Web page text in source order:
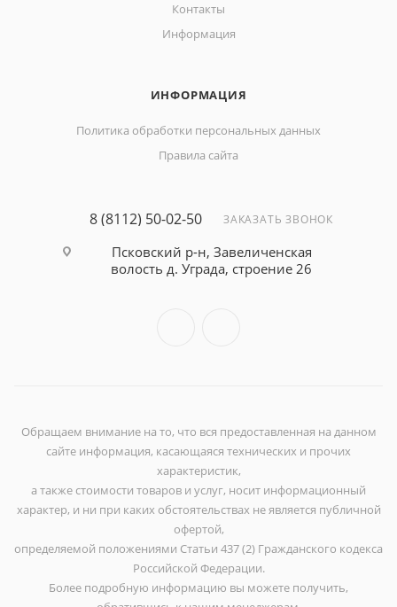
Контакты
Информация
ИНФОРМАЦИЯ
Политика обработки персональных данных
Правила сайта
8 (8112) 50-02-50 ЗАКАЗАТЬ ЗВОНОК
Псковский р-н, Завеличенская
волость д. Уграда, строение 26
Обращаем внимание на то, что вся предоставленная на данном
сайте информация, касающаяся технических и прочих
характеристик,
а также стоимости товаров и услуг, носит информационный
характер, и ни при каких обстоятельствах не является публичной
офертой,
определяемой положениями Статьи 437 (2) Гражданского кодекса
Российской Федерации.
Более подробную информацию вы можете получить,